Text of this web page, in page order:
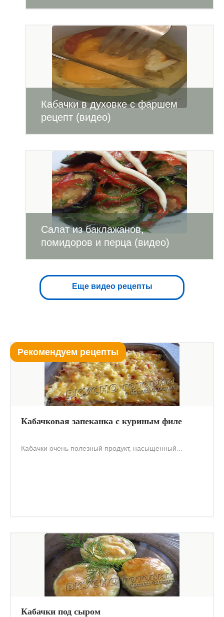
Кабачки в духовке с фаршем
рецепт (видео)
Салат из баклажанов,
помидоров и перца (видео)
Еще видео рецепты
Рекомендуем рецепты
Кабачковая запеканка с куриным филе
Кабачки очень полезный продукт, насыщенный...
Кабачки под сыром